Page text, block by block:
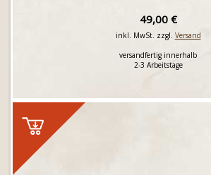
49,00 €
inkl. MwSt. zzgl. Versand
versandfertig innerhalb
2-3 Arbeitstage